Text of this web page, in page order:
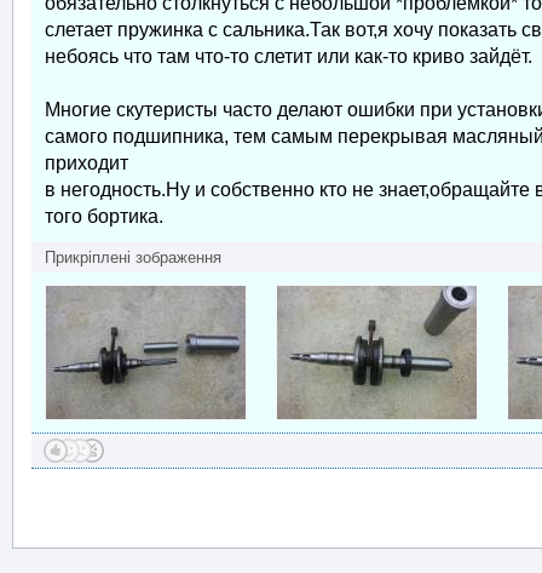
слетает пружинка с сальника.Так вот,я хочу показать
небоясь что там что-то слетит или как-то криво зайдёт.
Многие скутеристы часто делают ошибки при
самого подшипника, тем самым перекрывая
приходит
в негодность.Ну и собственно кто не
того бортика.
Прикріплені зображення